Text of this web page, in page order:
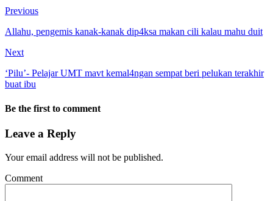
Previous
Allahu, pengemis kanak-kanak dip4ksa makan cili kalau mahu duit
Next
‘Pilu’- Pelajar UMT mavt kemal4ngan sempat beri pelukan terakhir
buat ibu
Be the first to comment
Leave a Reply
Your email address will not be published.
Comment